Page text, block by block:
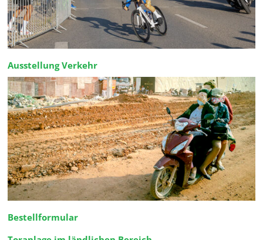
Ausstellung Verkehr
Bestellformular